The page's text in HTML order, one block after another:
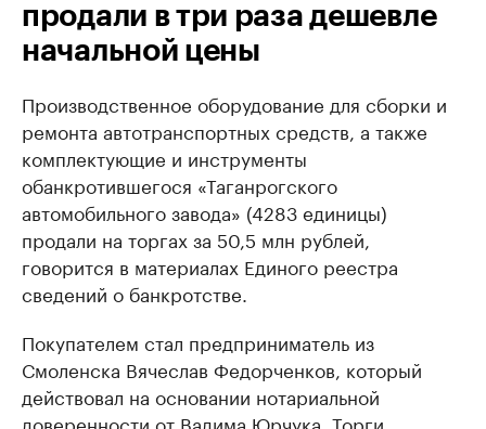
продали в три раза дешевле
начальной цены
Производственное оборудование для сборки и
ремонта автотранспортных средств, а также
комплектующие и инструменты
обанкротившегося «Таганрогского
автомобильного завода» (4283 единицы)
продали на торгах за 50,5 млн рублей,
говорится в материалах Единого реестра
сведений о банкротстве.
Покупателем стал предприниматель из
Смоленска Вячеслав Федорченков, который
действовал на основании нотариальной
доверенности от Вадима Юрчука. Торги